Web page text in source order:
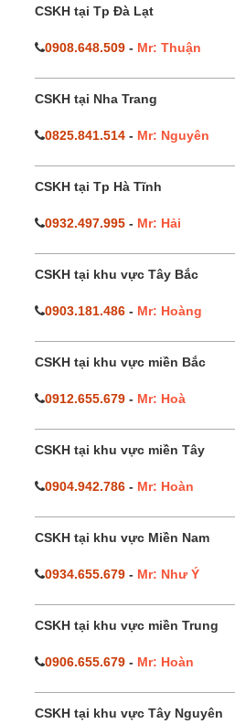
CSKH tại Tp Đà Lạt
0908.648.509 - Mr: Thuận
CSKH tại Nha Trang
0825.841.514 - Mr: Nguyên
CSKH tại Tp Hà Tĩnh
0932.497.995 - Mr: Hải
CSKH tại khu vực Tây Bắc
0903.181.486 - Mr: Hoàng
CSKH tại khu vực miền Bắc
0912.655.679 - Mr: Hoà
CSKH tại khu vực miền Tây
0904.942.786 - Mr: Hoàn
CSKH tại khu vực Miền Nam
0934.655.679 - Mr: Như Ý
CSKH tại khu vực miền Trung
0906.655.679 - Mr: Hoàn
CSKH tại khu vực Tây Nguyên